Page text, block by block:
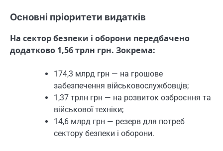
Основні пріоритети видатків
На сектор безпеки і оборони передбачено
додатково 1,56 трлн грн. Зокрема:
174,3 млрд грн — на грошове
забезпечення військовослужбовців;
1,37 трлн грн — на розвиток озброєння та
військової техніки;
14,6 млрд грн — резерв для потреб
сектору безпеки і оборони.